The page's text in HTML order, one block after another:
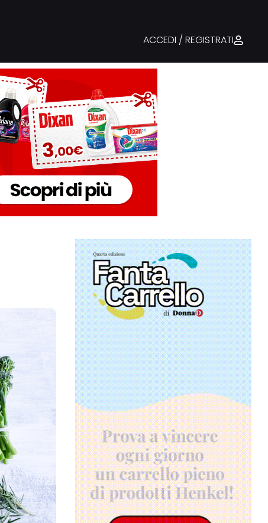
ACCEDI / REGISTRATI